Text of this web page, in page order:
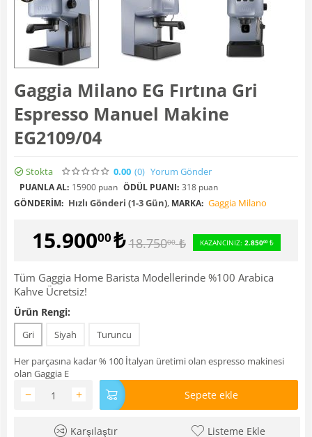
Gaggia Milano EG Fırtına Gri
Espresso Manuel Makine
EG2109/04
Stokta 0.00 (0) Yorum Gönder
PUANLA AL: 15900 puan ÖDÜL PUANI: 318 puan
GÖNDERIM: Hızlı Gönderi (1-3 Gün), MARKA: Gaggia Milano
15.90000₺ 18.75000 ₺ KAZANCINIZ: 2.85000₺
Tüm Gaggia Home Barista Modellerinde %100 Arabica
Kahve Ücretsiz!
Ürün Rengi:
Gri Siyah Turuncu
Her parçasına kadar % 100 İtalyan üretimi olan espresso makinesi
olan Gaggia E
+
− Sepete ekle
Karşılaştır Listeme Ekle